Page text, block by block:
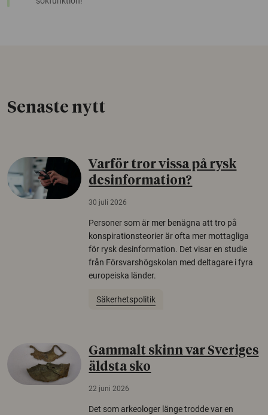
Senaste nytt
Varför tror vissa på rysk
desinformation?
30 juli 2026
Personer som är mer benägna att tro på
konspirationsteorier är ofta mer mottagliga
för rysk desinformation. Det visar en studie
från Försvarshögskolan med deltagare i fyra
europeiska länder.
Säkerhetspolitik
Gammalt skinn var Sveriges
äldsta sko
22 juni 2026
Det som arkeologer länge trodde var en